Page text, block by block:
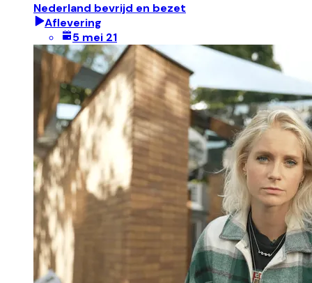
Nederland bevrijd en bezet
Aflevering
5 mei 21